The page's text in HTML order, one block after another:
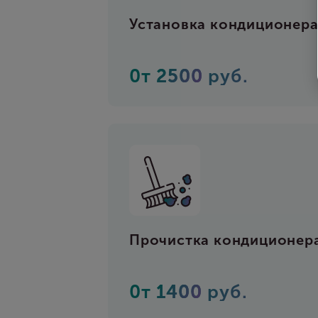
Установка кондиционера
0т 2500 руб.
Прочистка
0т 1400 руб.